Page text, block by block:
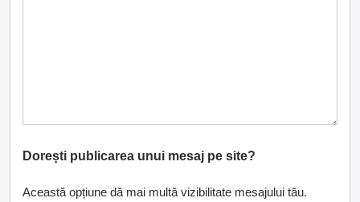
Dorești publicarea unui mesaj pe site?
Această opțiune dă mai multă vizibilitate mesajului tău.